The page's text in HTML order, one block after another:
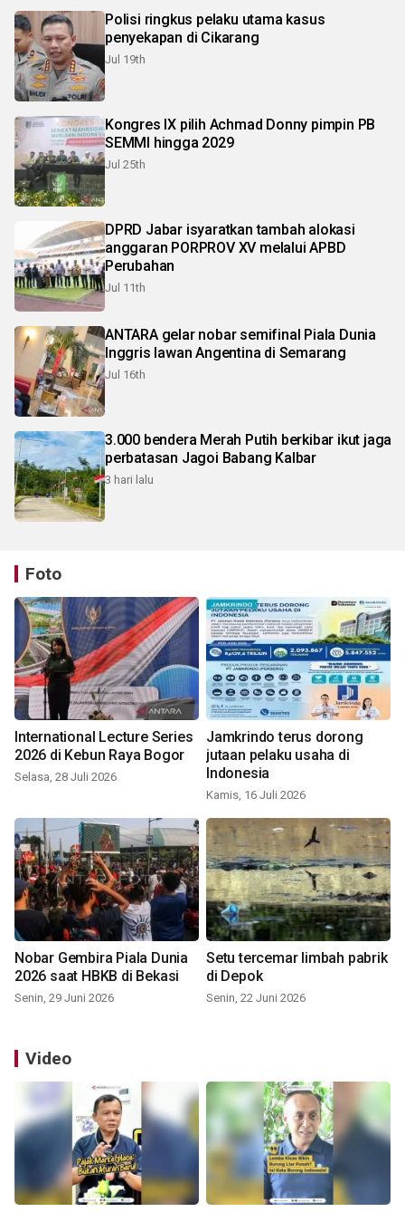
Polisi ringkus pelaku utama kasus
penyekapan di Cikarang
Jul 19th
Kongres IX pilih Achmad Donny pimpin PB
SEMMI hingga 2029
Jul 25th
DPRD Jabar isyaratkan tambah alokasi
anggaran PORPROV XV melalui APBD
Perubahan
Jul 11th
ANTARA gelar nobar semifinal Piala Dunia
Inggris lawan Angentina di Semarang
Jul 16th
3.000 bendera Merah Putih berkibar ikut jaga
perbatasan Jagoi Babang Kalbar
3 hari lalu
Foto
International Lecture Series
2026 di Kebun Raya Bogor
Selasa, 28 Juli 2026
Jamkrindo terus dorong
jutaan pelaku usaha di
Indonesia
Kamis, 16 Juli 2026
Nobar Gembira Piala Dunia
2026 saat HBKB di Bekasi
Senin, 29 Juni 2026
Setu tercemar limbah pabrik
di Depok
Senin, 22 Juni 2026
Video